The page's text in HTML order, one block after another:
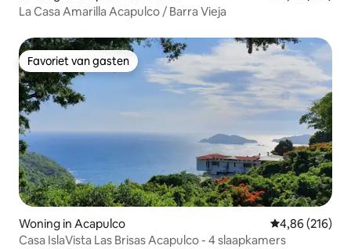
La Casa Amarilla Acapulco / Barra Vieja
Favoriet van gasten
Favoriet van gasten
Woning in Acapulco Gemiddelde
4,86 (216)
Casa IslaVista Las Brisas Acapulco - 4 slaapkamers